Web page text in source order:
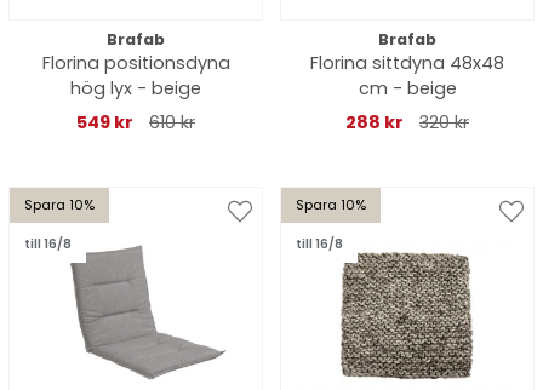
Brafab
Florina positionsdyna
hög lyx - beige
549 kr
610 kr
Brafab
Florina sittdyna 48x48
cm - beige
288 kr
320 kr
Spara 10%
till 16/8
Spara 10%
till 16/8